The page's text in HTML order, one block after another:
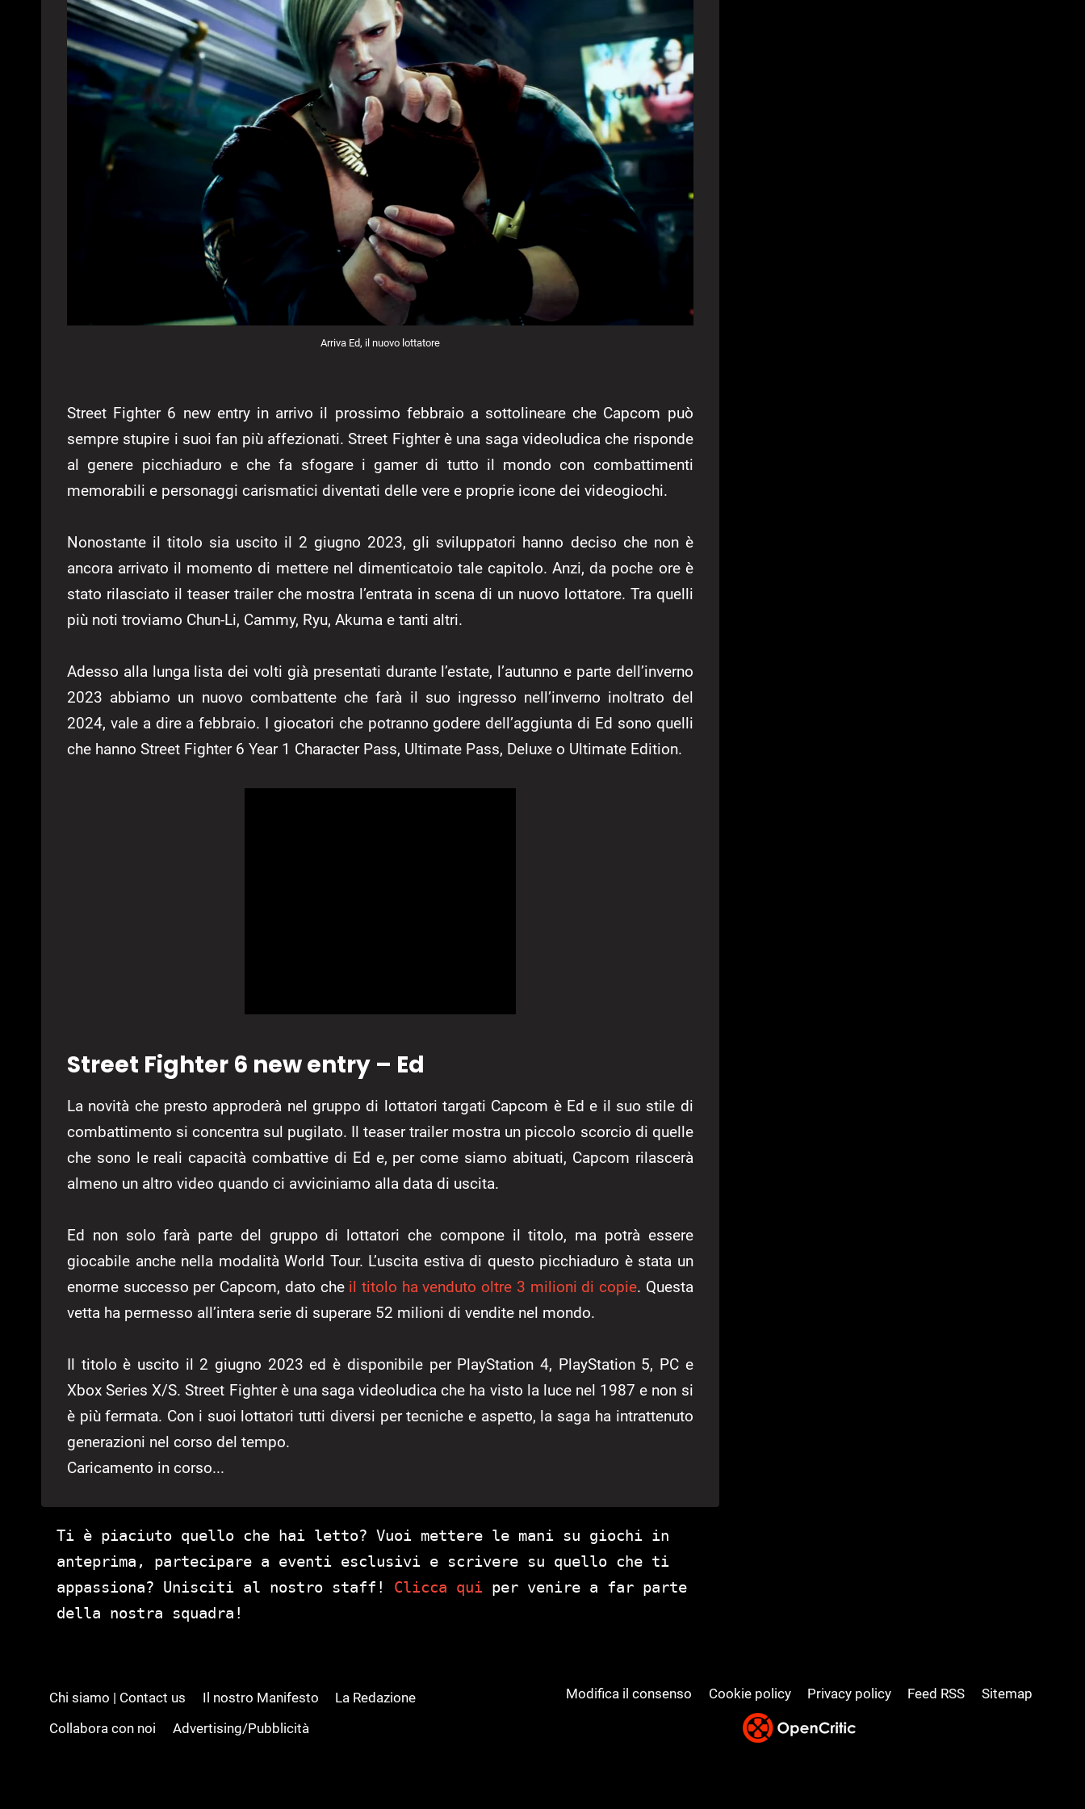
Arriva Ed, il nuovo lottatore
Street Fighter 6 new entry in arrivo il prossimo febbraio a sottolineare che Capcom può
sempre stupire i suoi fan più affezionati. Street Fighter è una saga videoludica che risponde
al genere picchiaduro e che fa sfogare i gamer di tutto il mondo con combattimenti
memorabili e personaggi carismatici diventati delle vere e proprie icone dei videogiochi.
Nonostante il titolo sia uscito il 2 giugno 2023, gli sviluppatori hanno deciso che non è
ancora arrivato il momento di mettere nel dimenticatoio tale capitolo. Anzi, da poche ore è
stato rilasciato il teaser trailer che mostra l’entrata in scena di un nuovo lottatore. Tra quelli
più noti troviamo Chun-Li, Cammy, Ryu, Akuma e tanti altri.
Adesso alla lunga lista dei volti già presentati durante l’estate, l’autunno e parte dell’inverno
2023 abbiamo un nuovo combattente che farà il suo ingresso nell’inverno inoltrato del
2024, vale a dire a febbraio. I giocatori che potranno godere dell’aggiunta di Ed sono quelli
che hanno Street Fighter 6 Year 1 Character Pass, Ultimate Pass, Deluxe o Ultimate Edition.
Street Fighter 6 new entry – Ed
La novità che presto approderà nel gruppo di lottatori targati Capcom è Ed e il suo stile di
combattimento si concentra sul pugilato. Il teaser trailer mostra un piccolo scorcio di quelle
che sono le reali capacità combattive di Ed e, per come siamo abituati, Capcom rilascerà
almeno un altro video quando ci avviciniamo alla data di uscita.
Ed non solo farà parte del gruppo di lottatori che compone il titolo, ma potrà essere
giocabile anche nella modalità World Tour. L’uscita estiva di questo picchiaduro è stata un
enorme successo per Capcom, dato che il titolo ha venduto oltre 3 milioni di copie. Questa
vetta ha permesso all’intera serie di superare 52 milioni di vendite nel mondo.
Il titolo è uscito il 2 giugno 2023 ed è disponibile per PlayStation 4, PlayStation 5, PC e
Xbox Series X/S. Street Fighter è una saga videoludica che ha visto la luce nel 1987 e non si
è più fermata. Con i suoi lottatori tutti diversi per tecniche e aspetto, la saga ha intrattenuto
generazioni nel corso del tempo.
Caricamento in corso...
Ti è piaciuto quello che hai letto? Vuoi mettere le mani su giochi in
anteprima, partecipare a eventi esclusivi e scrivere su quello che ti
appassiona? Unisciti al nostro staff! Clicca qui per venire a far parte
della nostra squadra!
Chi siamo | Contact us Il nostro Manifesto
La Redazione
Collabora con noi
Advertising/Pubblicità
Modifica il consenso Cookie policy Privacy policy Feed RSS Sitemap